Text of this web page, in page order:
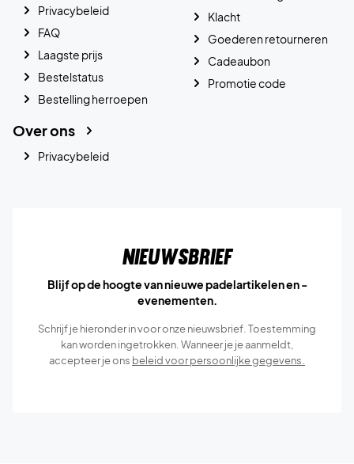
Privacybeleid
FAQ
Laagste prijs
Bestelstatus
Bestelling herroepen
Klacht
Goederen retourneren
Cadeaubon
Promotie code
Over ons
Privacybeleid
Nieuwsbrief
Blijf op de hoogte van nieuwe padelartikelen en -
evenementen.
Schrijf je hieronder in voor onze nieuwsbrief. Toestemming
kan worden ingetrokken. Wanneer je je aanmeldt,
accepteer je ons beleid voor persoonlijke gegevens.